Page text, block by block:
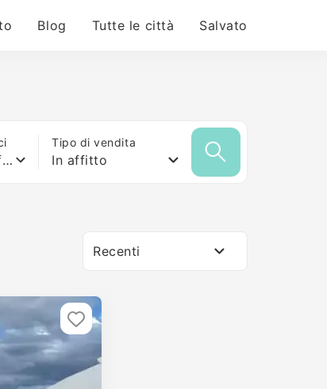
Blog Tutte le città Salvato
Qualsiasi superficie
Tipo di vendita
In affitto
Recenti